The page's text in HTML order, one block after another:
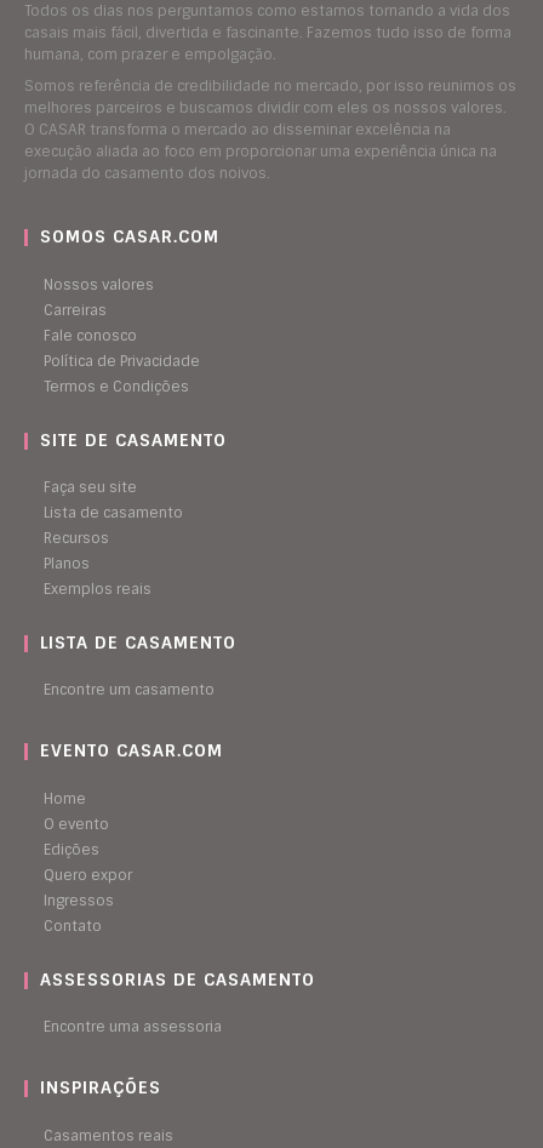
Todos os dias nos perguntamos como estamos tornando a vida dos
casais mais fácil, divertida e fascinante. Fazemos tudo isso de forma
humana, com prazer e empolgação.
Somos referência de credibilidade no mercado, por isso reunimos os
melhores parceiros e buscamos dividir com eles os nossos valores.
O CASAR transforma o mercado ao disseminar excelência na
execução aliada ao foco em proporcionar uma experiência única na
jornada do casamento dos noivos.
SOMOS CASAR.COM
Nossos valores
Carreiras
Fale conosco
Política de Privacidade
Termos e Condições
SITE DE CASAMENTO
Faça seu site
Lista de casamento
Recursos
Planos
Exemplos reais
LISTA DE CASAMENTO
Encontre um casamento
EVENTO CASAR.COM
Home
O evento
Edições
Quero expor
Ingressos
Contato
ASSESSORIAS DE CASAMENTO
Encontre uma assessoria
INSPIRAÇÕES
Casamentos reais